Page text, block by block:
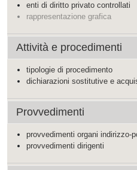
enti di diritto privato controllati
rappresentazione grafica
Attività e procedimenti
tipologie di procedimento
dichiarazioni sostitutive e
Provvedimenti
provvedimenti organi indirizzo-
provvedimenti dirigenti